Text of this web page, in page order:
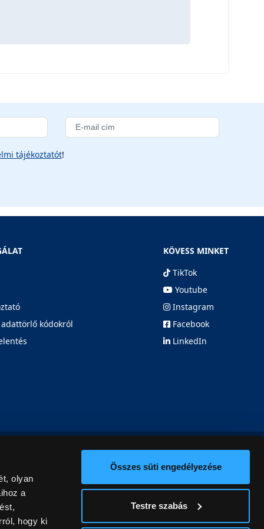
olyan
a
hogy ki
Összes süti engedélyezése
Testre szabás
tájékoztatót!
kódokról
KÖVESS MINKET
TikTok
Youtube
Instagram
Facebook
LinkedIn